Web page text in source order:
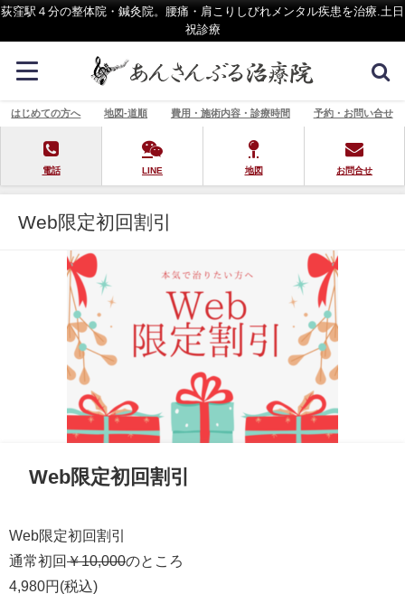
荻窪駅４分の整体院・鍼灸院。腰痛・肩こりしびれメンタル疾患を治療.土日
祝診療
はじめての方へ 地図-道順 費用・施術内容・診療時間 予約・お問い合せ
電話 LINE 地図 お問合せ
Web限定初回割引
Web限定初回割引
Web限定初回割引
通常初回￥10,000のところ
4,980円 (税込)